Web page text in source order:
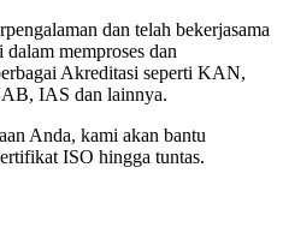
dan telah bekerjasama
memproses dan
Akreditasi seperti KAN,
IAS dan lainnya.
Anda, kami akan bantu
ISO hingga tuntas.